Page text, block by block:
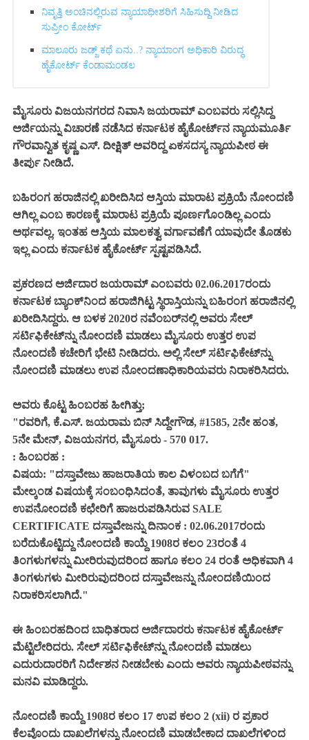
ನಿವೃತ್ತಿ ಅಂಚಿನಲ್ಲಿರುವ ನ್ಯಾಯಾಧೀಶರಿಗೆ ಸಿಹಿಸುದ್ದಿ ನೀಡಿದ
ಸುಪ್ರೀಂ ಕೋರ್ಟ್‌
ಮಾಲೂರು ಜಡ್ಜ್‌ ಕಥೆ ಏನು..? ನ್ಯಾಯಾಂಗ ಅಧಿಕಾರಿ ವಿರುದ್ಧ
ಹೈಕೋರ್ಟ್ ಕೆಂಡಾಮಂಡಲ
ಮೈಸೂರು ವಿಜಯನಗರದ ನಿವಾಸಿ ಜಯರಾಮ್ ಎಂಬವರು ಸಲ್ಲಿಸಿದ್ದ
ಅರ್ಜಿಯನ್ನು ವಿಚಾರಣೆ ನಡೆಸಿದ ಕರ್ನಾಟಕ ಹೈಕೋರ್ಟ್‌ನ ನ್ಯಾಯಮೂರ್ತಿ
ಗೌರವಾನ್ವಿತ ಕೃಷ್ಣ ಎಸ್. ದೀಕ್ಷಿತ್ ಅವರಿದ್ದ ಏಕಸದಸ್ಯ ನ್ಯಾಯಪೀಠ ಈ
ತೀರ್ಪು ನೀಡಿದೆ.
ಬಹಿರಂಗ ಹರಾಜಿನಲ್ಲಿ ಖರೀದಿಸಿದ ಆಸ್ತಿಯ ಮಾರಾಟ ಪ್ರಕ್ರಿಯೆ ನೋಂದಣಿ
ಆಗಿಲ್ಲ ಎಂಬ ಕಾರಣಕ್ಕೆ ಮಾರಾಟ ಪ್ರಕ್ರಿಯೆ ಪೂರ್ಣಗೊಂಡಿಲ್ಲ ಎಂದು
ಅರ್ಥವಲ್ಲ. ಇಂತಹ ಆಸ್ತಿಯ ಮಾಲಕತ್ವ ವರ್ಗಾವಣೆಗೆ ಯಾವುದೇ ತೊಡಕು
ಇಲ್ಲ ಎಂದು ಕರ್ನಾಟಕ ಹೈಕೋರ್ಟ್ ಸ್ಪಷ್ಟಪಡಿಸಿದೆ.
ಪ್ರಕರಣದ ಅರ್ಜಿದಾರ ಜಯರಾಮ್ ಎಂಬವರು 02.06.2017ರಂದು
ಕರ್ನಾಟಕ ಬ್ಯಾಂಕ್‌ನಿಂದ ಹರಾಜಿಗಿಟ್ಟ ಸ್ಥಿರಾಸ್ತಿಯನ್ನು ಬಹಿರಂಗ ಹರಾಜಿನಲ್ಲಿ
ಖರೀದಿಸಿದ್ದರು. ಆ ಬಳಕ 2020ರ ನವೆಂಬರ್‌ನಲ್ಲಿ ಅವರು ಸೇಲ್
ಸರ್ಟಿಫಿಕೇಟ್‌ನ್ನು ನೋಂದಣಿ ಮಾಡಲು ಮೈಸೂರು ಉತ್ತರ ಉಪ
ನೋಂದಣಿ ಕಚೇರಿಗೆ ಭೇಟಿ ನೀಡಿದರು. ಅಲ್ಲಿ ಸೇಲ್ ಸರ್ಟಿಫಿಕೇಟ್‌ನ್ನು
ನೋಂದಣಿ ಮಾಡಲು ಉಪ ನೋಂದಣಾಧಿಕಾರಿಯವರು ನಿರಾಕರಿಸಿದರು.
ಅವರು ಕೊಟ್ಟ ಹಿಂಬರಹ ಹೀಗಿತ್ತು;
"ರವರಿಗೆ, ಕೆ.ಎಸ್. ಜಯರಾಮ ಬಿನ್ ಸಿದ್ದೇಗೌಡ, #1585, 2ನೇ ಹಂತ,
5ನೇ ಮೇನ್, ವಿಜಯನಗರ, ಮೈಸೂರು - 570 017.
: ಹಿಂಬರಹ :
ವಿಷಯ: "ದಸ್ತಾವೇಜು ಹಾಜರಾತಿಯ ಕಾಲ ವಿಳಂಬದ ಬಗೆಗೆ"
ಮೇಲ್ಕಂಡ ವಿಷಯಕ್ಕೆ ಸಂಬಂಧಿಸಿದಂತೆ, ತಾವುಗಳು ಮೈಸೂರು ಉತ್ತರ
ಉಪನೋಂದಣಿ ಕಛೇರಿಗೆ ಹಾಜರುಪಡಿಸಿರುವ SALE
CERTIFICATE ದಸ್ತಾವೇಜನ್ನು ದಿನಾಂಕ : 02.06.2017ರಂದು
ಬರೆದುಕೊಟ್ಟಿದ್ದು ನೋಂದಣಿ ಕಾಯ್ದೆ 1908ರ ಕಲಂ 23ರಂತೆ 4
ತಿಂಗಳುಗಳನ್ನು ಮೀರಿರುವುದರಿಂದ ಹಾಗೂ ಕಲಂ 24 ರಂತೆ ಅಧಿಕವಾಗಿ 4
ತಿಂಗಳುಗಳು ಮೀರಿರುವುದರಿಂದ ದಸ್ತಾವೇಜನ್ನು ನೋಂದಣಿಯಿಂದ
ನಿರಾಕರಿಸಲಾಗಿದೆ."
ಈ ಹಿಂಬರಹದಿಂದ ಬಾಧಿತರಾದ ಅರ್ಜಿದಾರರು ಕರ್ನಾಟಕ ಹೈಕೋರ್ಟ್
ಮೆಟ್ಟಿಲೇರಿದರು. ಸೇಲ್ ಸರ್ಟಿಫಿಕೇಟ್‌ನ್ನು ನೋಂದಣಿ ಮಾಡಲು
ಎದುರುದಾರರಿಗೆ ನಿರ್ದೇಶನ ನೀಡಬೇಕು ಎಂದು ಅವರು ನ್ಯಾಯಪೀಠವನ್ನು
ಮನವಿ ಮಾಡಿದ್ದರು.
ನೋಂದಣಿ ಕಾಯ್ದೆ 1908ರ ಕಲಂ 17 ಉಪ ಕಲಂ 2 (xii) ರ ಪ್ರಕಾರ
ಕೆಲವೊಂದು ದಾಖಲೆಗಳನ್ನು ನೋಂದಣಿ ಮಾಡಬೇಕಾದ ದಾಖಲೆಗಳಿಂದ